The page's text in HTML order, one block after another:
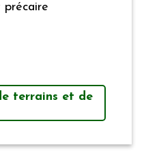
précaire
terrains et de